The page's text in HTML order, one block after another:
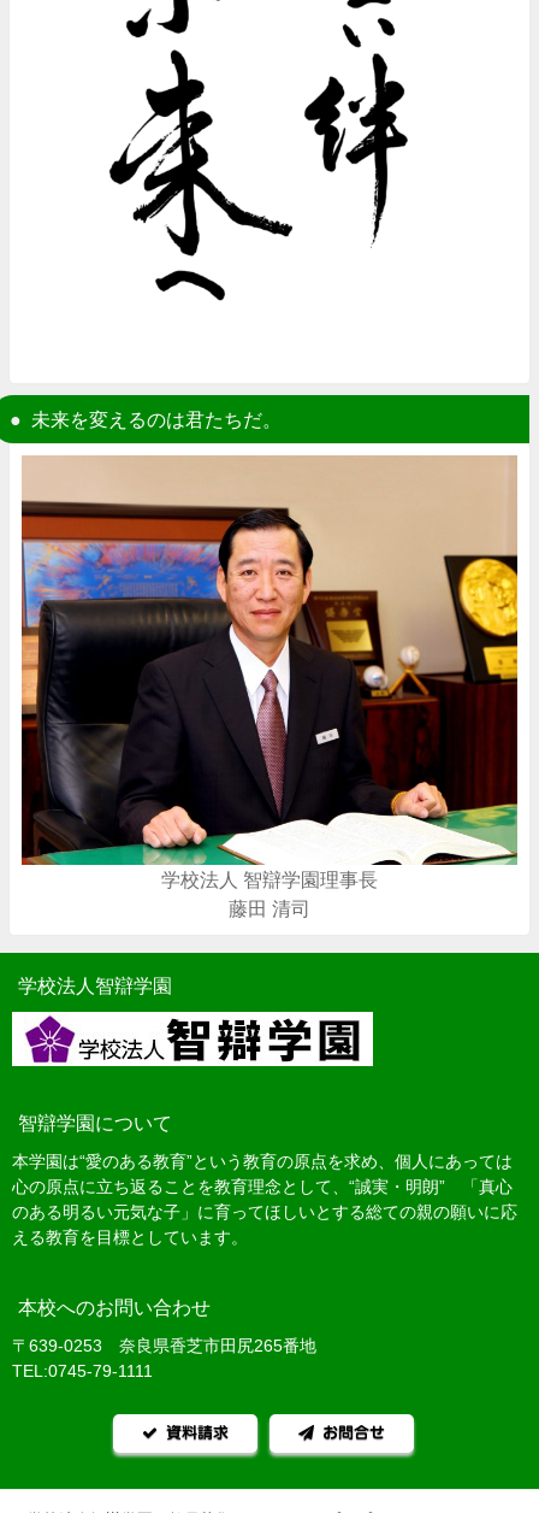
未来を変えるのは君たちだ。
学校法人 智辯学園理事長
藤田 清司
学校法人智辯学園
智辯学園について
本学園は“愛のある教育”という教育の原点を求め、個人にあっては
心の原点に立ち返ることを教育理念として、“誠実・明朗” 「真心
のある明るい元気な子」に育ってほしいとする総ての親の願いに応
える教育を目標としています。
本校へのお問い合わせ
〒639-0253 奈良県香芝市田尻265番地
TEL:0745-79-1111
資料請求 お問合せ